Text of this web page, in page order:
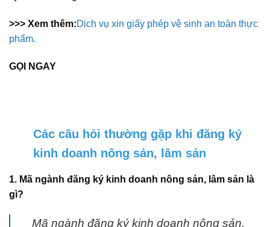
>>> Xem thêm:Dịch vụ xin giấy phép vệ sinh an toàn thực
phẩm.
GỌI NGAY
Các câu hỏi thường gặp khi đăng ký
kinh doanh nông sản, lâm sản
1. Mã ngành đăng ký kinh doanh nông sản, lâm sản là
gì?
Mã ngành đăng ký kinh doanh nông sản,